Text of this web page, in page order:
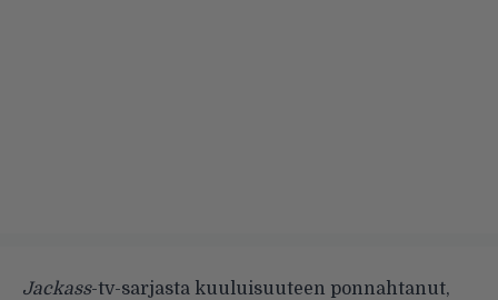
Jackass-tv-sarjasta kuuluisuuteen ponnahtanut,